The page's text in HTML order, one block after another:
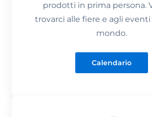
prodotti in prima persona.
trovarci alle fiere e agli
mondo.
Calendario